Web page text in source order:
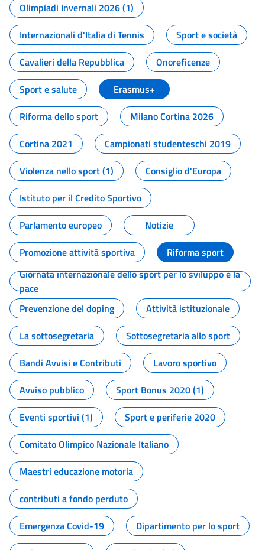
Olimpiadi Invernali 2026 (1)
Internazionali d'Italia di Tennis
Sport e società
Cavalieri della Repubblica
Onoreficenze
Sport e salute
Erasmus+
Riforma dello sport
Milano Cortina 2026
Cortina 2021
Campionati studenteschi 2019
Violenza nello sport (1)
Consiglio d'Europa
Istituto per il Credito Sportivo
Parlamento europeo
Notizie
Promozione attività sportiva
Riforma sport
Giornata internazionale dello sport per lo sviluppo e la
pace
Prevenzione del doping
Attività istituzionale
La sottosegretaria
Sottosegretaria allo sport
Bandi Avvisi e Contributi
Lavoro sportivo
Avviso pubblico
Sport Bonus 2020 (1)
Eventi sportivi (1)
Sport e periferie 2020
Comitato Olimpico Nazionale Italiano
Maestri educazione motoria
contributi a fondo perduto
Emergenza Covid-19
Dipartimento per lo sport